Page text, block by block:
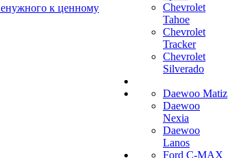
к ценному
Chevrolet
Tahoe
Chevrolet
Tracker
Chevrolet
Silverado
Daewoo Matiz
Daewoo
Nexia
Daewoo
Lanos
Ford C-MAX